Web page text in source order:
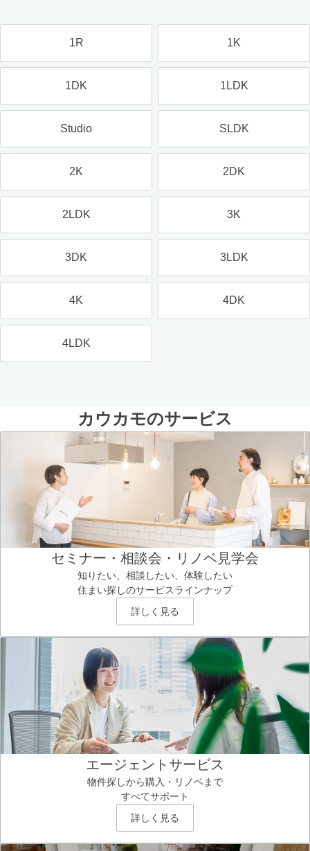
1R 1K
1DK 1LDK
Studio SLDK
2K 2DK
2LDK 3K
3DK 3LDK
4K 4DK
4LDK
カウカモのサービス
セミナー・相談会・リノベ見学会
知りたい、相談したい、体験したい
住まい探しのサービスラインナップ
詳しく見る
エージェントサービス
物件探しから購入・リノベまで
すべてサポート
詳しく見る